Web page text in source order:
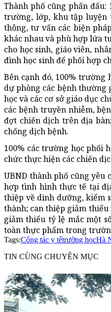
Thành phố cũng phấn
trường, lớp, khu tập luyện
thông, tư vấn các biện
khác nhau và phù hợp lứa
cho học sinh, giáo viên,
đình học sinh để phối hợp
Bên cạnh đó, 100% trường
dự phòng các bệnh thường
học và các cơ sở giáo dục
các bệnh truyền nhiễm,
đợt chiến dịch trên địa
chống dịch bệnh.
100% các trường học phối
chức thực hiện các chiến
UBND thành phố cũng
hợp tình hình thực tế tại
thiệp về dinh dưỡng, kiểm
thành; can thiệp giảm thiểu
giảm thiểu tỷ lệ mắc một
toàn thực phẩm trong
Tags:Công tác y tếtrường họcHà
TIN CÙNG CHUYÊN MỤC